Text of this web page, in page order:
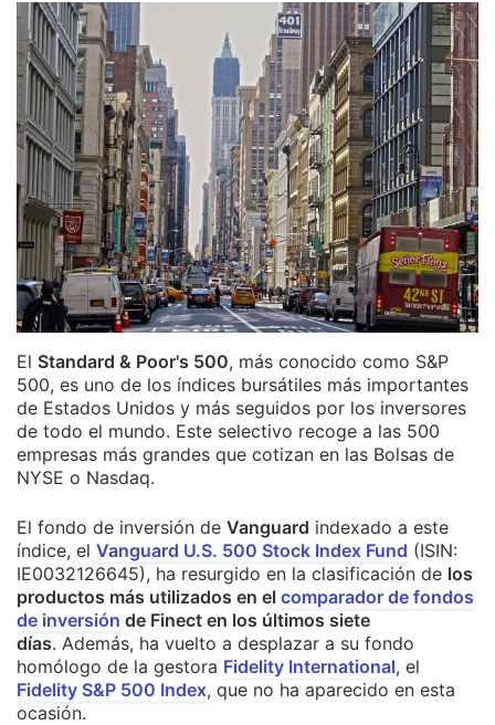
El Standard & Poor's 500, más conocido como S&P
500, es uno de los índices bursátiles más importantes
de Estados Unidos y más seguidos por los inversores
de todo el mundo. Este selectivo recoge a las 500
empresas más grandes que cotizan en las Bolsas de
NYSE o Nasdaq.
El fondo de inversión de Vanguard indexado a este
índice, el Vanguard U.S. 500 Stock Index Fund (ISIN:
IE0032126645), ha resurgido en la clasificación de los
productos más utilizados en el comparador de fondos
de inversión de Finect en los últimos siete
días. Además, ha vuelto a desplazar a su fondo
homólogo de la gestora Fidelity International, el
Fidelity S&P 500 Index, que no ha aparecido en esta
ocasión.